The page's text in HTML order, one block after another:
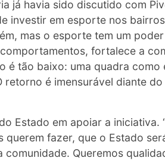
já havia sido discutido com
investir em esporte nos
mas o esporte tem um
fortalece a
é tão baixo: uma quadra como
é imensurável diante do
Estado em apoiar a iniciativa.
fazer, que o Estado
Queremos